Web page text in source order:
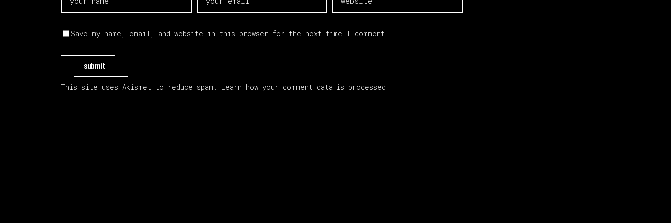
Save my name, email, and website in this browser for the next time I comment.
submit
This site uses Akismet to reduce spam. Learn how your comment data is processed.